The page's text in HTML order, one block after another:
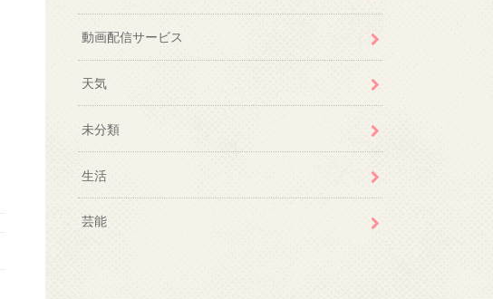
動画配信サービス
天気
未分類
生活
芸能